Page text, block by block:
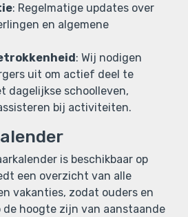
: Regelmatige updates over
en algemene
: Wij nodigen
uit om actief deel te
dagelijkse schoolleven,
bij activiteiten.
is beschikbaar op
een overzicht van alle
vakanties, zodat ouders en
hoogte zijn van aanstaande